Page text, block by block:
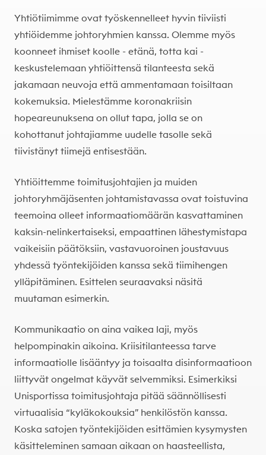
Yhtiötiimimme ovat työskennelleet hyvin tiiviisti
yhtiöidemme johtoryhmien kanssa. Olemme myös
koonneet ihmiset koolle - etänä, totta kai -
keskustelemaan yhtiöittensä tilanteesta sekä
jakamaan neuvoja että ammentamaan toisiltaan
kokemuksia. Mielestämme koronakriisin
hopeareunuksena on ollut tapa, jolla se on
kohottanut johtajiamme uudelle tasolle sekä
tiivistänyt tiimejä entisestään.
Yhtiöittemme toimitusjohtajien ja muiden
johtoryhmäjäsenten johtamistavassa ovat toistuvina
teemoina olleet informaatiomäärän kasvattaminen
kaksin-nelinkertaiseksi, empaattinen lähestymistapa
vaikeisiin päätöksiin, vastavuoroinen joustavuus
yhdessä työntekijöiden kanssa sekä tiimihengen
ylläpitäminen. Esittelen seuraavaksi näsitä
muutaman esimerkin.
Kommunikaatio on aina vaikea laji, myös
helpompinakin aikoina. Kriisitilanteessa tarve
informaatiolle lisääntyy ja toisaalta disinformaatioon
liittyvät ongelmat käyvät selvemmiksi. Esimerkiksi
Unisportissa toimitusjohtaja pitää säännöllisesti
virtuaalisia “kyläkokouksia” henkilöstön kanssa.
Koska satojen työntekijöiden esittämien kysymysten
käsitteleminen samaan aikaan on haasteellista,